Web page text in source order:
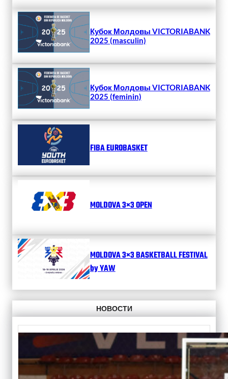
Кубок Молдовы VICTORIABANK
2025 (masculin)
Кубок Молдовы VICTORIABANK
2025 (feminin)
FIBA EUROBASKET
MOLDOVA 3×3 OPEN
MOLDOVA 3×3 BASKETBALL FESTIVAL
by YAW
НОВОСТИ